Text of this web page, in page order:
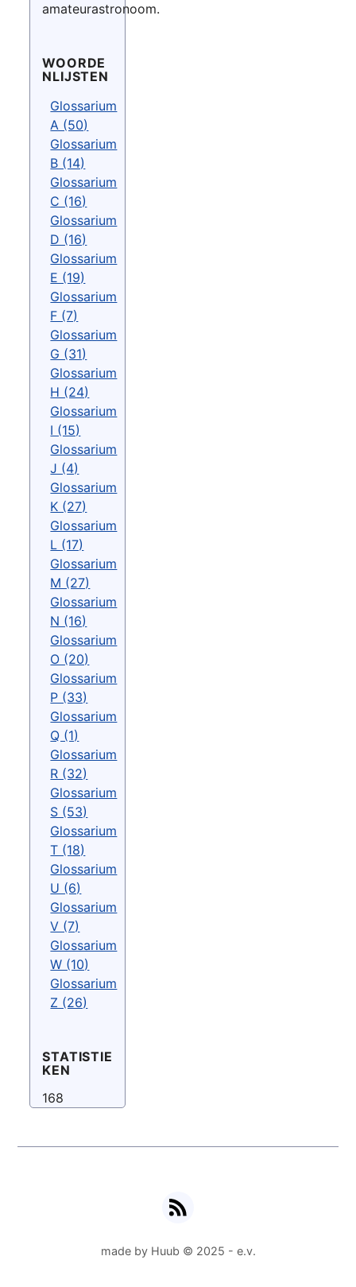
amateurastronoom.
WOORDE
NLIJSTEN
Glossarium
A (50)
Glossarium
B (14)
Glossarium
C (16)
Glossarium
D (16)
Glossarium
E (19)
Glossarium
F (7)
Glossarium
G (31)
Glossarium
H (24)
Glossarium
I (15)
Glossarium
J (4)
Glossarium
K (27)
Glossarium
L (17)
Glossarium
M (27)
Glossarium
N (16)
Glossarium
O (20)
Glossarium
P (33)
Glossarium
Q (1)
Glossarium
R (32)
Glossarium
S (53)
Glossarium
T (18)
Glossarium
U (6)
Glossarium
V (7)
Glossarium
W (10)
Glossarium
Z (26)
STATISTIE
KEN
168
RSS
made by Huub © 2025 - e.v.